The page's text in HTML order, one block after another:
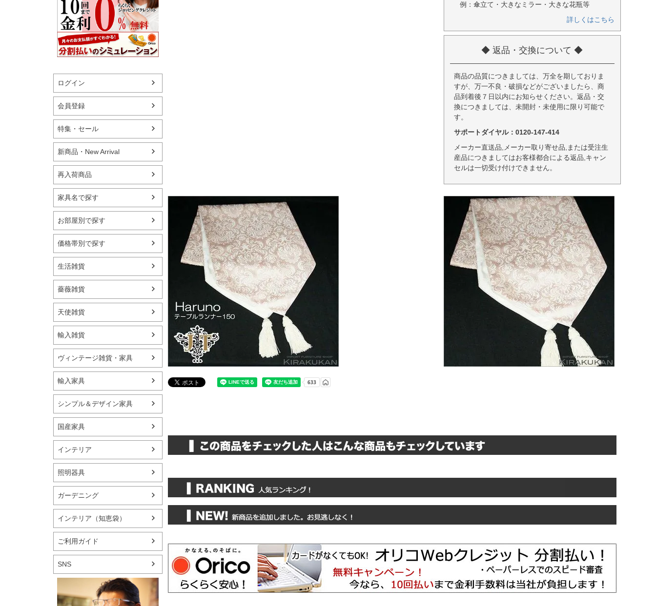
ログイン
会員登録
特集・セール
新商品・New Arrival
再入荷商品
家具名で探す
お部屋別で探す
価格帯別で探す
生活雑貨
薔薇雑貨
天使雑貨
輸入雑貨
ヴィンテージ雑貨・家具
輸入家具
シンプル＆デザイン家具
国産家具
インテリア
照明器具
ガーデニング
インテリア（知恵袋）
ご利用ガイド
SNS
例：傘立て・大きなミラー・大きな花瓶等
詳しくはこちら
◆ 返品・交換について ◆
商品の品質につきましては、万全を期しておりま
すが、万一不良・破損などがございましたら、商
品到着後７日以内にお知らせください。返品・交
換につきましては、未開封・未使用に限り可能で
す。
サポートダイヤル：0120-147-414
メーカー直送品,メーカー取り寄せ品,または受注生
産品につきましてはお客様都合による返品,キャン
セルは一切受け付けできません。